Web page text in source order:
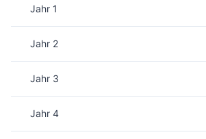
Jahr 1
Jahr 2
Jahr 3
Jahr 4